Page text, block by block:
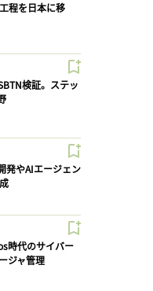
程を日本に移
検証。ステッ
発やAIエージェン
時代のサイバー
ジャ管理